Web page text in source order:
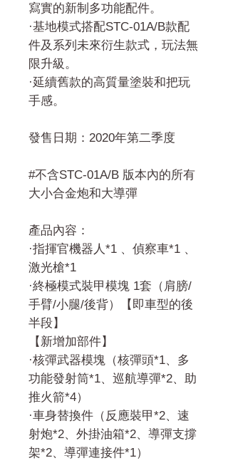
寫實的新制多功能配件。
·基地模式搭配STC-01A/B款配
件及系列未來衍生款式，玩法無
限升級。
·延續舊款的高質量塗裝和把玩
手感。
發售日期：2020年第二季度
#不含STC-01A/B 版本內的所有
大小合金炮和大導彈
產品內容：
·指揮官機器人*1 、偵察車*1 、
激光槍*1
·終極模式裝甲模塊 1套（肩膀/
手臂/小腿/後背）【即車型的後
半段】
【新增加部件】
·核彈武器模塊（核彈頭*1、多
功能發射筒*1、巡航導彈*2、助
推火箭*4）
·車身替換件（反應裝甲*2、速
射炮*2、外掛油箱*2、導彈支撐
架*2、導彈連接件*1）